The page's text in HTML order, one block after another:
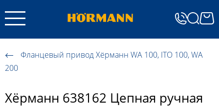
Фланцевый привод Хёрманн WA 100, ITO 100, WA
200
Хёрманн 638162 Цепная ручная